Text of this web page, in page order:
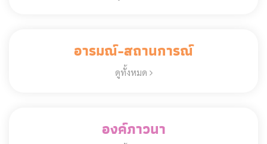
อารมณ์-สถานการณ์
ดูทั้งหมด
องค์ภาวนา